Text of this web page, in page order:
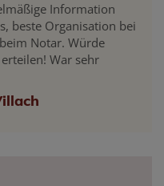
Information
beste Organisation bei
Notar. Würde
War sehr